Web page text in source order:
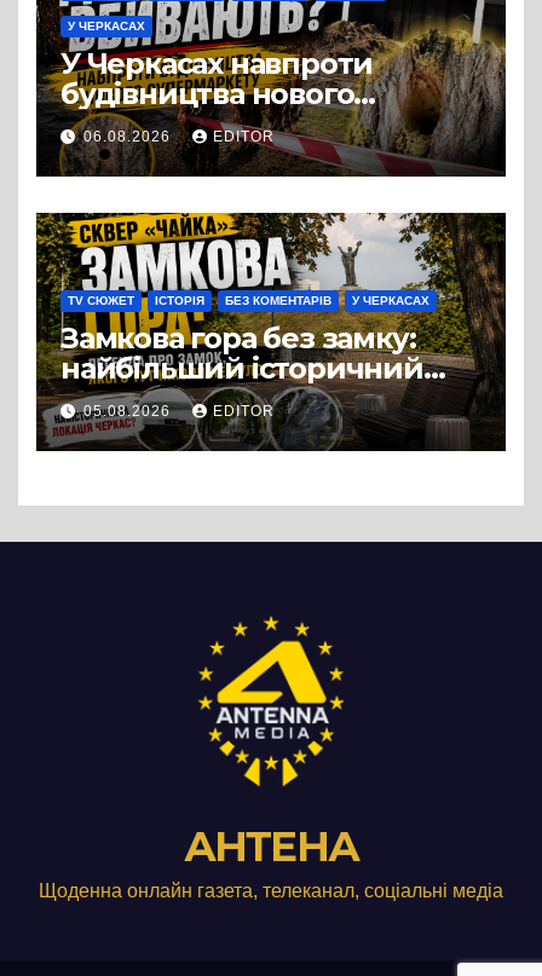
У ЧЕРКАСАХ
У Черкасах навпроти
будівництва нового
супермаркету VARUS на
проспекті Перемоги всохли
дерева. І це навряд чи
можна назвати
випадковістю
06.08.2026 EDITOR
TV СЮЖЕТ ІСТОРІЯ БЕЗ КОМЕНТАРІВ У ЧЕРКАСАХ
Замкова гора без замку:
найбільший історичний
міф Черкас
05.08.2026 EDITOR
АНТЕНА
Щоденна онлайн газета, телеканал, соціальні медіа